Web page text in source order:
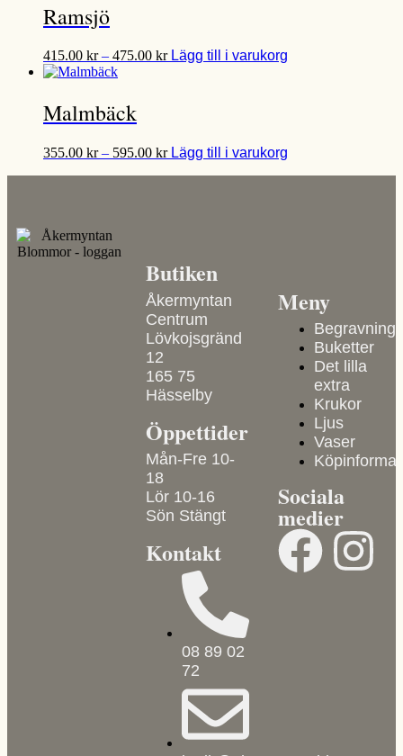
Ramsjö
415.00 kr – 475.00 kr Lägg till i varukorg
Malmbäck
355.00 kr – 595.00 kr Lägg till i varukorg
Butiken
Åkermyntan
Centrum
Lövkojsgränd
12
165 75
Hässelby
Öppettider
Mån-Fre 10-
18
Lör 10-16
Sön Stängt
Kontakt
08 89 02
72
Meny
Begravning
Buketter
Det lilla
extra
Krukor
Ljus
Vaser
Sociala
medier